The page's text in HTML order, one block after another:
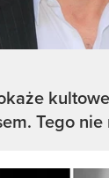
Tego